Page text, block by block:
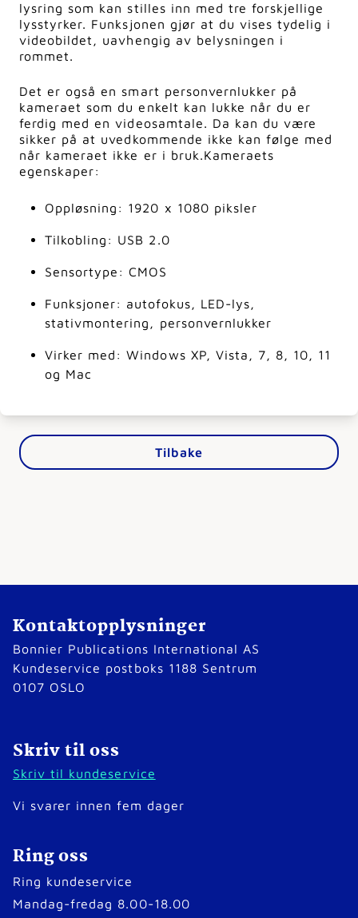
lysring som kan stilles inn med tre forskjellige
lysstyrker. Funksjonen gjør at du vises tydelig i
videobildet, uavhengig av belysningen i
rommet.
Det er også en smart personvernlukker på
kameraet som du enkelt kan lukke når du er
ferdig med en videosamtale. Da kan du være
sikker på at uvedkommende ikke kan følge med
når kameraet ikke er i bruk.Kameraets
egenskaper:
Oppløsning: 1920 x 1080 piksler
Tilkobling: USB 2.0
Sensortype: CMOS
Funksjoner: autofokus, LED-lys,
stativmontering, personvernlukker
Virker med: Windows XP, Vista, 7, 8, 10, 11
og Mac
Tilbake
Kontaktopplysninger
Bonnier Publications International AS
Kundeservice postboks 1188 Sentrum
0107 OSLO
Skriv til oss
Skriv til kundeservice
Vi svarer innen fem dager
Ring oss
Ring kundeservice
Mandag-fredag 8.00-18.00